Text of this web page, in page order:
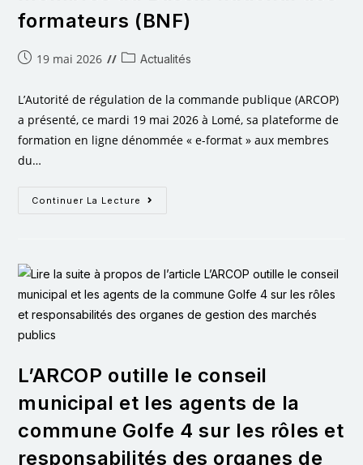
formateurs (BNF)
19 mai 2026 Actualités
L’Autorité de régulation de la commande publique (ARCOP)
a présenté, ce mardi 19 mai 2026 à Lomé, sa plateforme de
formation en ligne dénommée « e-format » aux membres
du…
Continuer La Lecture
L’ARCOP outille le conseil
municipal et les agents de la
commune Golfe 4 sur les rôles et
responsabilités des organes de